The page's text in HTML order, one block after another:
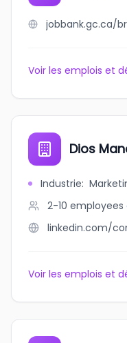
Voir les emplois et
Dios
Industrie:
2-10 employees
linkedin.com/
Voir les emplois et